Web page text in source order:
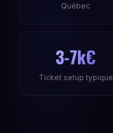
Québec
3-7k€
Ticket setup typique